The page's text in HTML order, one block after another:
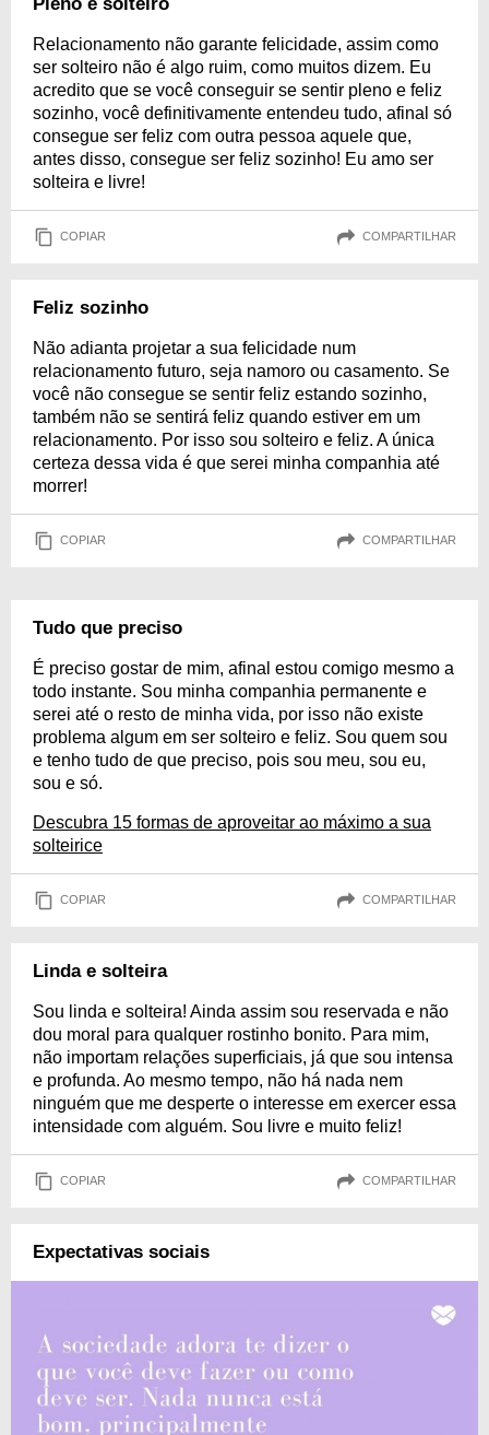
Relacionamento não garante felicidade, assim como
ser solteiro não é algo ruim, como muitos dizem. Eu
acredito que se você conseguir se sentir pleno e feliz
sozinho, você definitivamente entendeu tudo, afinal só
consegue ser feliz com outra pessoa aquele que,
antes disso, consegue ser feliz sozinho! Eu amo ser
solteira e livre!
COPIAR COMPARTILHAR
Feliz sozinho
Não adianta projetar a sua felicidade num
relacionamento futuro, seja namoro ou casamento. Se
você não consegue se sentir feliz estando sozinho,
também não se sentirá feliz quando estiver em um
relacionamento. Por isso sou solteiro e feliz. A única
certeza dessa vida é que serei minha companhia até
morrer!
COPIAR COMPARTILHAR
Tudo que preciso
É preciso gostar de mim, afinal estou comigo mesmo a
todo instante. Sou minha companhia permanente e
serei até o resto de minha vida, por isso não existe
problema algum em ser solteiro e feliz. Sou quem sou
e tenho tudo de que preciso, pois sou meu, sou eu,
sou e só.
Descubra 15 formas de aproveitar ao máximo a sua
solteirice
COPIAR COMPARTILHAR
Linda e solteira
Sou linda e solteira! Ainda assim sou reservada e não
dou moral para qualquer rostinho bonito. Para mim,
não importam relações superficiais, já que sou intensa
e profunda. Ao mesmo tempo, não há nada nem
ninguém que me desperte o interesse em exercer essa
intensidade com alguém. Sou livre e muito feliz!
COPIAR COMPARTILHAR
Expectativas sociais